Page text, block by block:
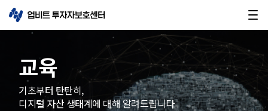
교육
기초부터 탄탄히,
디지털 자산 생태계에 대해 알려드립니다